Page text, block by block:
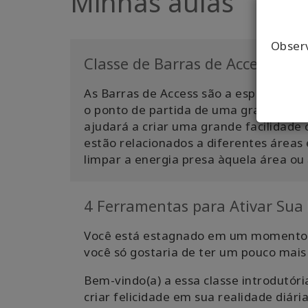
Classe de Barras de Access
As Barras de Access são a espinha
o ponto de partida de uma grande
ajudará a criar uma grande facilidade
estão relacionados a diferentes áreas
limpar a energia presa àquela área
4 Ferramentas para Ativar Sua
Você está estagnado em um
você só gostaria de ter um pouco
Bem-vindo(a) a essa classe
criar felicidade em sua realidade